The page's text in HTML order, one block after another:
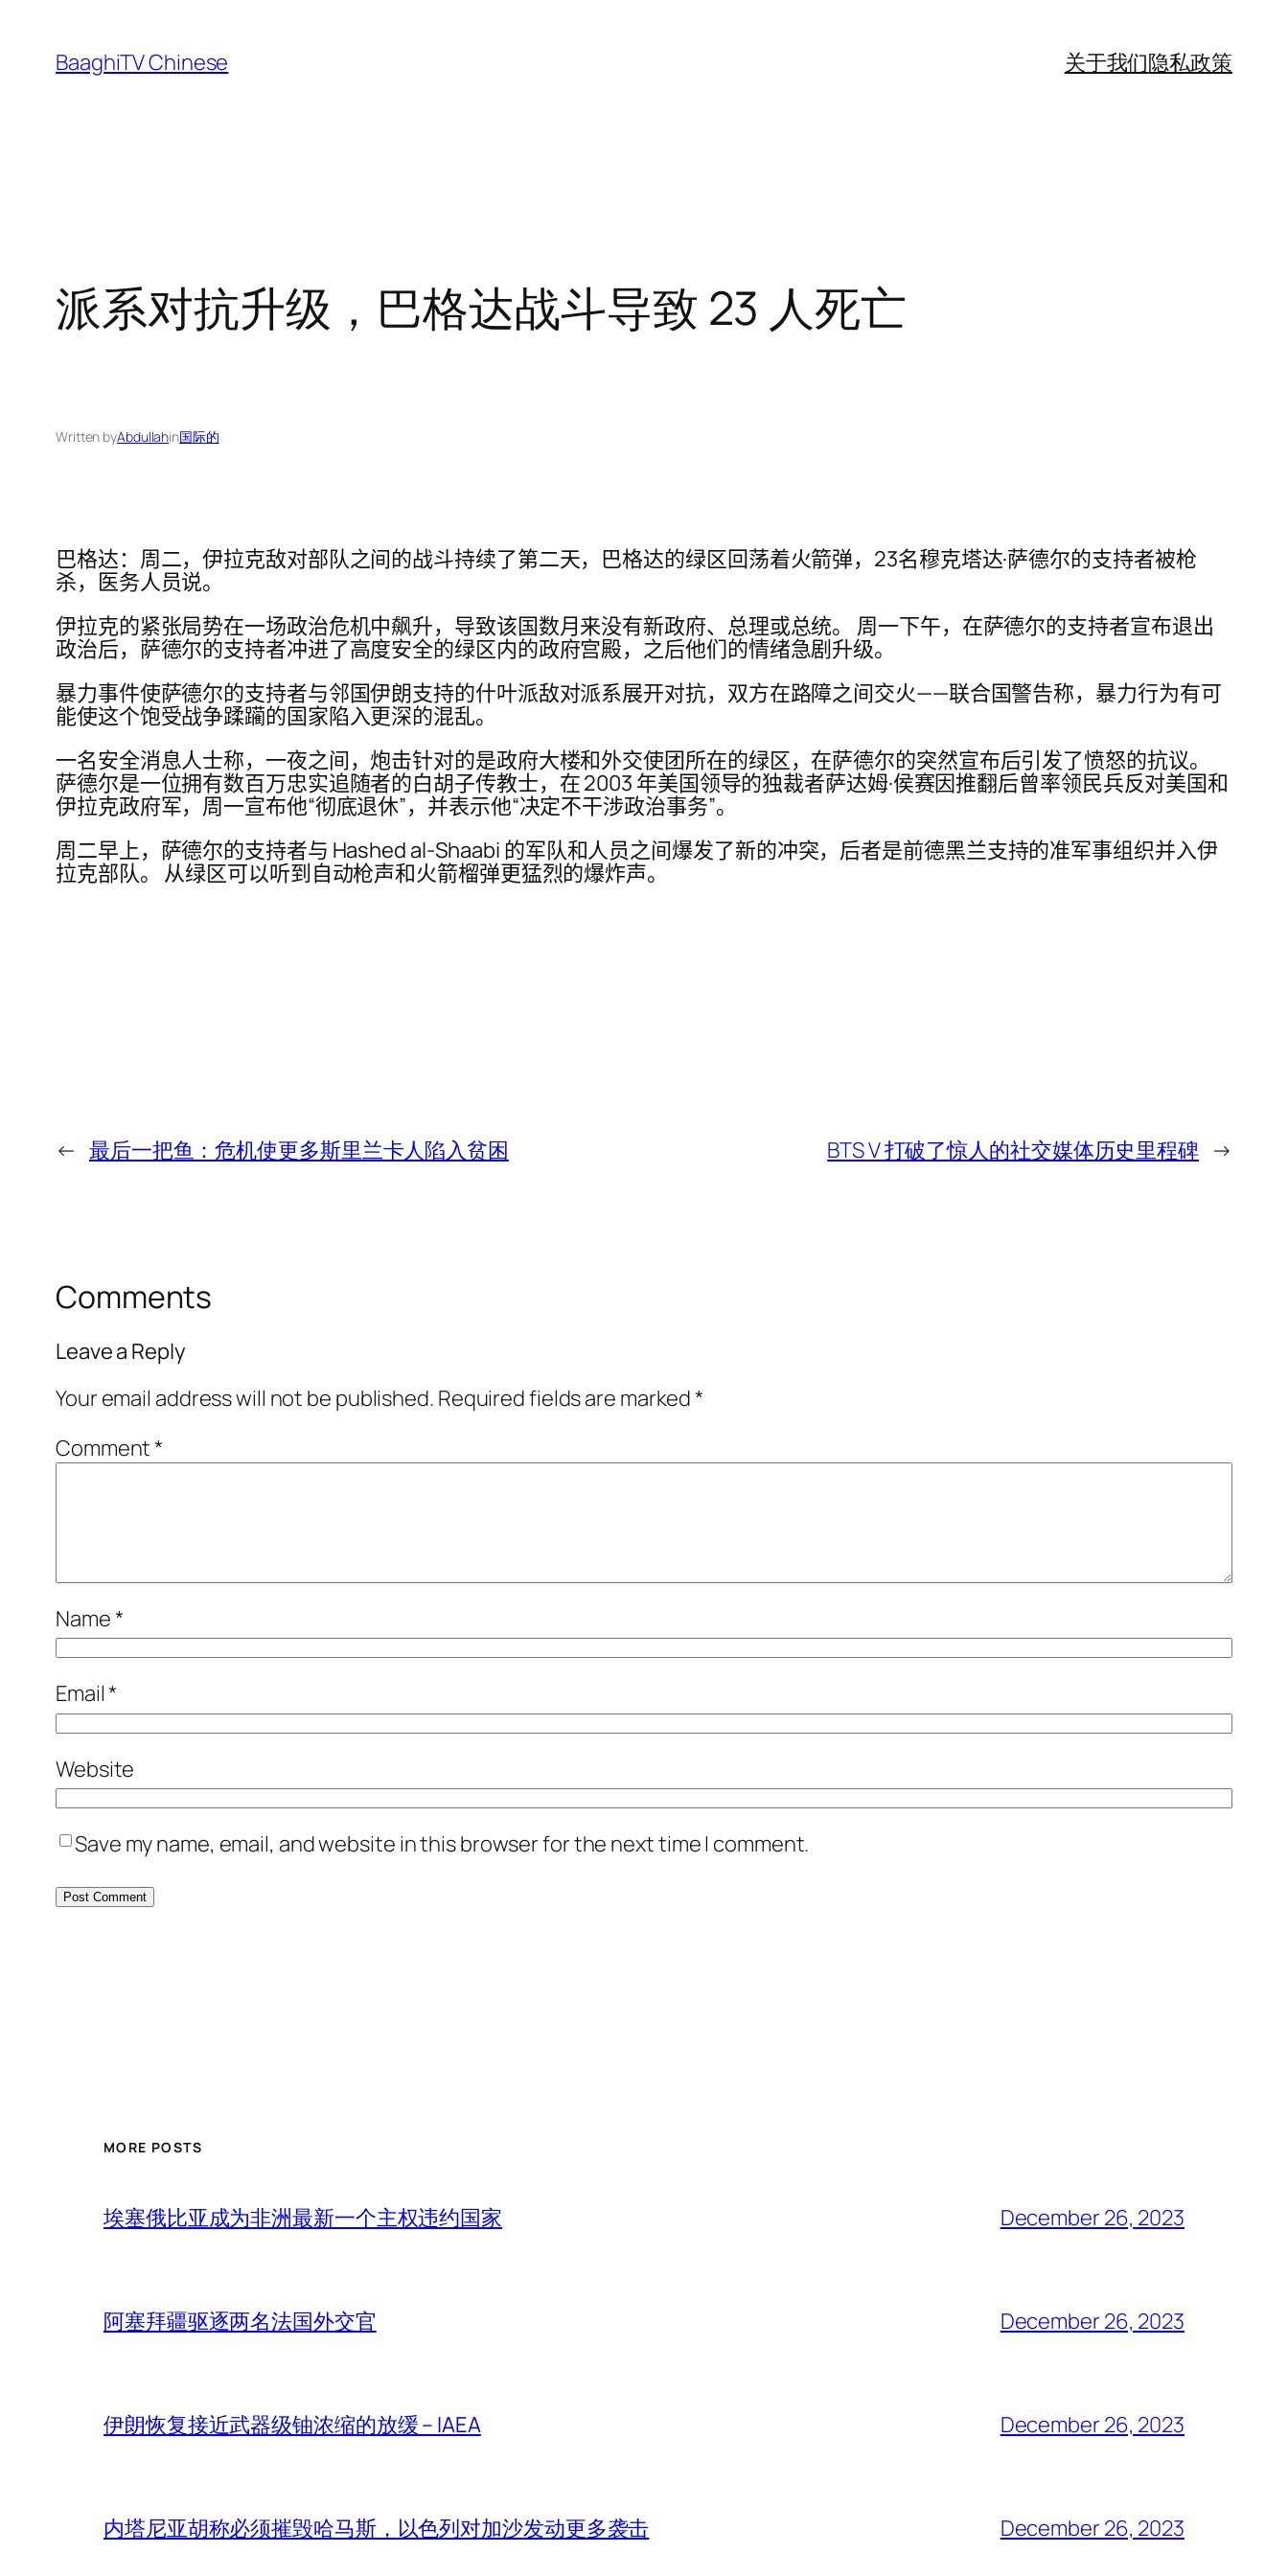
content
BaaghiTV Chinese 关于我们隐私政策
派系对抗升级，巴格达战斗导致 23 人死亡
Written byAbdullahin国际的
巴格达：周二，伊拉克敌对部队之间的战斗持续了第二天，巴格达的绿区回荡着火箭弹，23名穆克塔达·萨德尔的支持者被枪
杀，医务人员说。
伊拉克的紧张局势在一场政治危机中飙升，导致该国数月来没有新政府、总理或总统。 周一下午，在萨德尔的支持者宣布退出
政治后，萨德尔的支持者冲进了高度安全的绿区内的政府宫殿，之后他们的情绪急剧升级。
暴力事件使萨德尔的支持者与邻国伊朗支持的什叶派敌对派系展开对抗，双方在路障之间交火——联合国警告称，暴力行为有可
能使这个饱受战争蹂躏的国家陷入更深的混乱。
一名安全消息人士称，一夜之间，炮击针对的是政府大楼和外交使团所在的绿区，在萨德尔的突然宣布后引发了愤怒的抗议。
萨德尔是一位拥​​有数百万忠实追随者的白胡子传教士，在 2003 年美国领导的独裁者萨达姆·侯赛因推翻后曾率领民兵反对美国和
伊拉克政府军，周一宣布他“彻底退休”，并表示他“决定不干涉政治事务”。
周二早上，萨德尔的支持者与 Hashed al-Shaabi 的军队和人员之间爆发了新的冲突，后者是前德黑兰支持的准军事组织并入伊
拉克部队。 从绿区可以听到自动枪声和火箭榴弹更猛烈的爆炸声。
← 最后一把鱼：危机使更多斯里兰卡人陷入贫困 BTS V 打破了惊人的社交媒体历史里程碑 →
Comments
Leave a Reply
Your email address will not be published. Required fields are marked*
Comment*
Name*
Email*
Website
Save my name, email, and website in this browser for the next time I comment.
MORE POSTS
埃塞俄比亚成为非洲最新一个主权违约国家 December 26, 2023
阿塞拜疆驱逐两名法国外交官 December 26, 2023
伊朗恢复接近武器级铀浓缩的放缓 – IAEA December 26, 2023
内塔尼亚胡称必须摧毁哈马斯，以色列对加沙发动更多袭击 December 26, 2023